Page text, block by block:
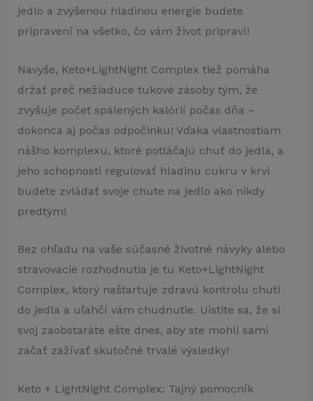
jedlo a zvýšenou hladinou energie budete
pripravení na všetko, čo vám život pripraví!
Navyše, Keto+LightNight Complex tiež pomáha
držať preč nežiaduce tukové zásoby tým, že
zvyšuje počet spálených kalórií počas dňa –
dokonca aj počas odpočinku! Vďaka vlastnostiam
nášho komplexu, ktoré potláčajú chuť do jedla, a
jeho schopnosti regulovať hladinu cukru v krvi
budete zvládať svoje chute na jedlo ako nikdy
predtým!
Bez ohľadu na vaše súčasné životné návyky alebo
stravovacie rozhodnutia je tu Keto+LightNight
Complex, ktorý naštartuje zdravú kontrolu chuti
do jedla a uľahčí vám chudnutie. Uistite sa, že si
svoj zaobstaráte ešte dnes, aby ste mohli sami
začať zažívať skutočné trvalé výsledky!
Keto + LightNight Complex: Tajný pomocník